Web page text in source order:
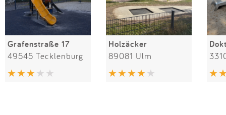
Grafenstraße 17
49545 Tecklenburg
Holzäcker
89081 Ulm